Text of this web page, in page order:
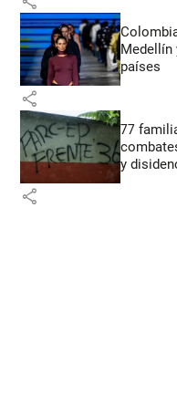
Medellín
países
share
77
y
share